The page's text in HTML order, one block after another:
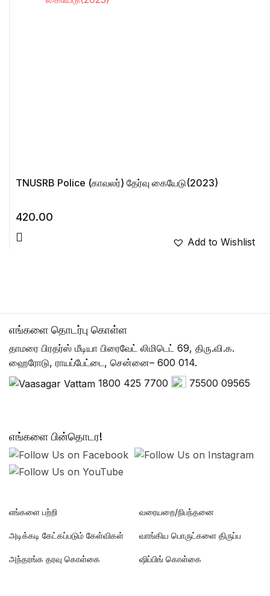
TNUSRB Police (காவலர்) தேர்வு கையேடு(2023)
420.00
Add to Wishlist
எங்களை தொடர்பு கொள்ள
தாமரை பிரதர்ஸ் மீடியா பிரைவேட் லிமிடெட் 69, திரு.வி.க.
ஹைரோடு, ராயப்பேட்டை, சென்னை– 600 014.
1800 425 7700
75500 09565
எங்களை பின்தொடர!
எங்களை பற்றி
அடிக்கடி கேட்கப்படும் கேள்விகள்
அந்தரங்க தரவு கொள்கை
வரையறை/நிபந்தனை
வாங்கிய பொருட்களை திருப்ப
ஷிப்பிங் கொள்கை